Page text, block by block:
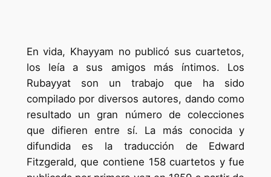
En vida, Khayyam no publicó sus cuartetos,
los leía a sus amigos más íntimos. Los
Rubayyat son un trabajo que ha sido
compilado por diversos autores, dando como
resultado un gran número de colecciones
que difieren entre sí. La más conocida y
difundida es la traducción de Edward
Fitzgerald, que contiene 158 cuartetos y fue